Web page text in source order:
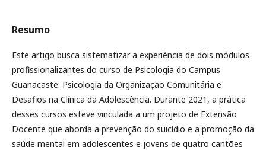
Resumo
Este artigo busca sistematizar a experiência de dois módulos
profissionalizantes do curso de Psicologia do Campus
Guanacaste: Psicologia da Organização Comunitária e
Desafios na Clínica da Adolescência. Durante 2021, a prática
desses cursos esteve vinculada a um projeto de Extensão
Docente que aborda a prevenção do suicídio e a promoção da
saúde mental em adolescentes e jovens de quatro cantões